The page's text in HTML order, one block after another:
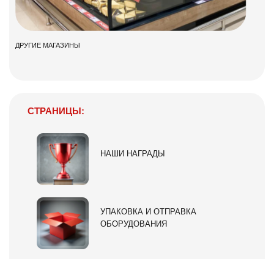
ДРУГИЕ МАГАЗИНЫ
СТРАНИЦЫ:
НАШИ НАГРАДЫ
УПАКОВКА И ОТПРАВКА
ОБОРУДОВАНИЯ